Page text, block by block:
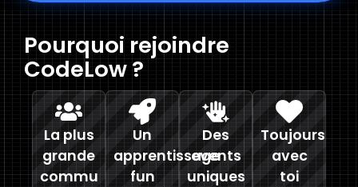
Pourquoi rejoindre
CodeLow ?
La plus
grande
commu
Un
apprentissage
fun
Des
events
uniques
Toujours
avec
toi